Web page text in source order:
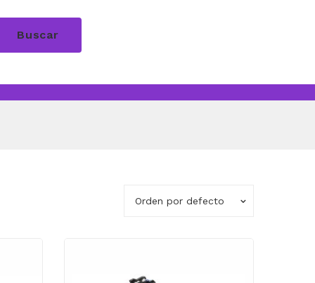
Buscar
Orden por defecto